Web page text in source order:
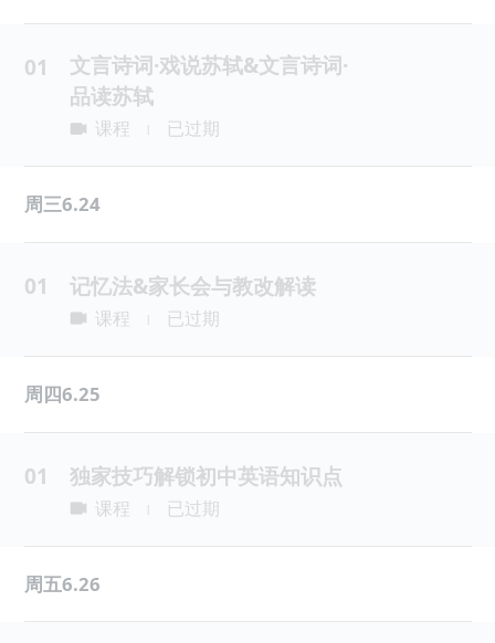
01
文言诗词·戏说苏轼&文言诗词·
品读苏轼
课程 已过期
周三6.24
01 记忆法&家长会与教改解读
课程 已过期
周四6.25
01 独家技巧解锁初中英语知识点
课程 已过期
周五6.26